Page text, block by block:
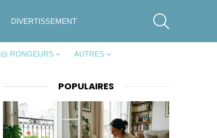
DIVERTISSEMENT
🐹 RONGEURS AUTRES
POPULAIRES